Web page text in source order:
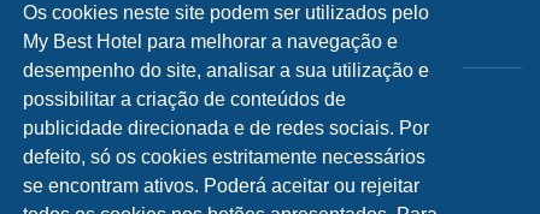
Os cookies neste site podem ser utilizados pelo
My Best Hotel para melhorar a navegação e
desempenho do site, analisar a sua utilização e
possibilitar a criação de conteúdos de
publicidade direcionada e de redes sociais. Por
defeito, só os cookies estritamente necessários
se encontram ativos. Poderá aceitar ou rejeitar
Campismo
Atividades
Restaurantes
A Visitar
REDES SOCIAIS